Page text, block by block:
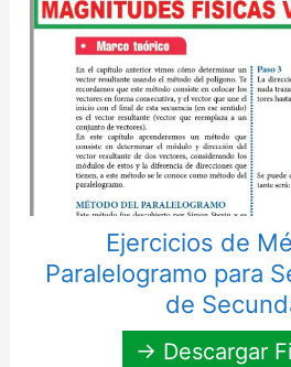
Ejercicios de
Paralelogramo para
de
→ Descargar